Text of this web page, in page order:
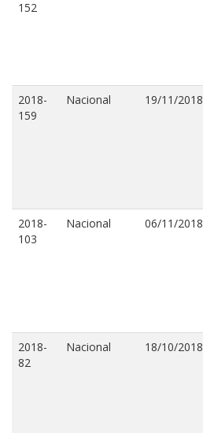
152
2018-
159
Nacional 19/11/2018
2018-
103
Nacional 06/11/2018
2018-
82
Nacional 18/10/2018